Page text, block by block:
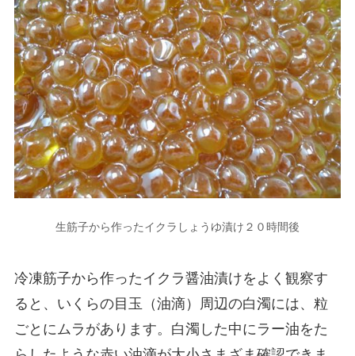
生筋子から作ったイクラしょうゆ漬け２０時間後
冷凍筋子から作ったイクラ醤油漬けをよく観察す
ると、いくらの目玉（油滴）周辺の白濁には、粒
ごとにムラがあります。白濁した中にラー油をた